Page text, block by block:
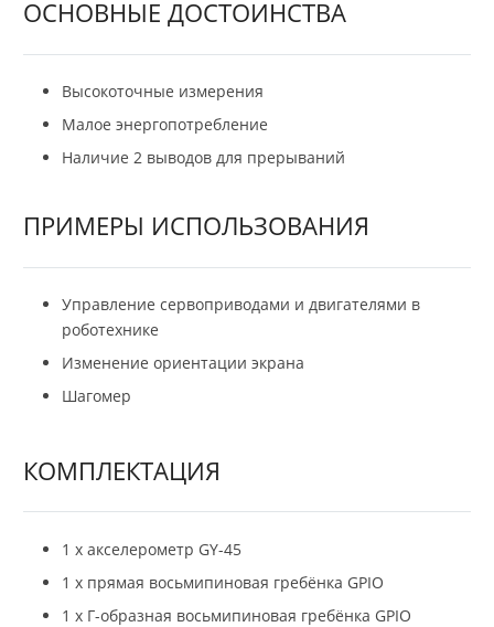
ОСНОВНЫЕ ДОСТОИНСТВА
Высокоточные измерения
Малое энергопотребление
Наличие 2 выводов для прерываний
ПРИМЕРЫ ИСПОЛЬЗОВАНИЯ
Управление сервоприводами и двигателями в
роботехнике
Изменение ориентации экрана
Шагомер
КОМПЛЕКТАЦИЯ
1 х акселерометр GY-45
1 x прямая восьмипиновая гребёнка GPIO
1 x Г-образная восьмипиновая гребёнка GPIO